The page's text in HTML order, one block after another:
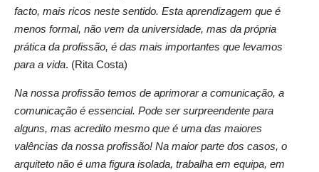
facto, mais ricos neste sentido. Esta aprendizagem que é
menos formal, não vem da universidade, mas da própria
prática da profissão, é das mais importantes que levamos
para a vida. (Rita Costa)
Na nossa profissão temos de aprimorar a comunicação, a
comunicação é essencial. Pode ser surpreendente para
alguns, mas acredito mesmo que é uma das maiores
valências da nossa profissão! Na maior parte dos casos, o
arquiteto não é uma figura isolada, trabalha em equipa, em